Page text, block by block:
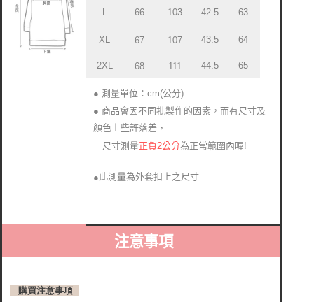
L 66 103 42.5 63
XL 67 107 43.5 64
2XL 68 111 44.5 65
● 測量單位：cm(公分)
● 商品會因不同批製作的因素，而有尺寸及
顏色上些許落差 ，
尺寸測量正負2公分為正常範圍內喔!
●此測量為外套扣上之尺寸
注意事項
購買注意事項